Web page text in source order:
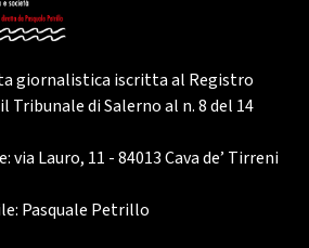
giornalistica iscritta al Registro
Tribunale di Salerno al n. 8 del 14
via Lauro, 11 - 84013 Cava de’ Tirreni
Pasquale Petrillo